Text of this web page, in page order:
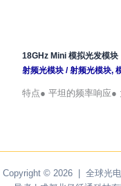
18GHz Mini 模拟光发模块
射频光模块/射频光模块,
特点● 平坦的频率响应
Copyright © 2026 | 全球光